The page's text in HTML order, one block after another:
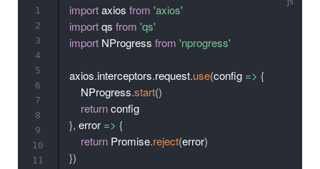
import axios from 'axios'
import qs from 'qs'
import NProgress from 'nprogress'
axios.interceptors.request.use(config => {
    NProgress
.start()
return
}, error => {
return Promise.reject(error)
})
1
2
3
4
5
6
7
8
9
10
11